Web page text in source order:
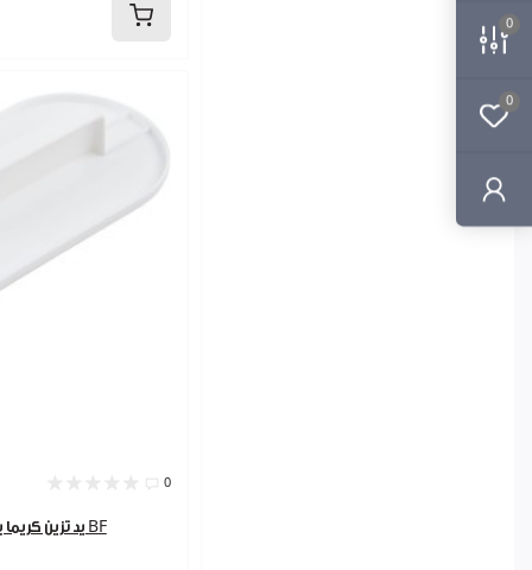
0
0
اليت برو اخضر
اليت توب اخضر
مخدات طبية و قرن elite
0
يد تزين كريما بلاستيك 9240498 BF